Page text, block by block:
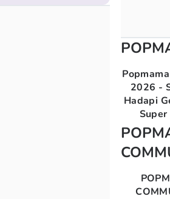
2026 -
Hadapi